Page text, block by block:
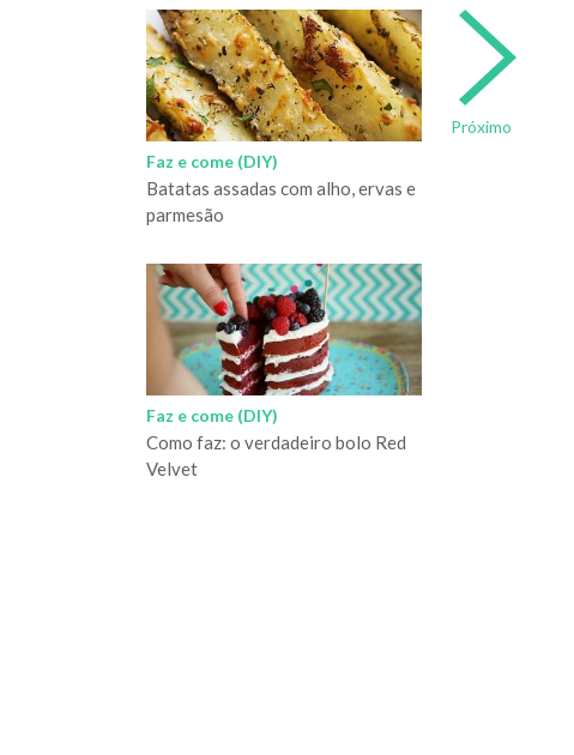
Próximo
Faz e come (DIY)
Batatas assadas com alho, ervas e
parmesão
Faz e come (DIY)
Como faz: o verdadeiro bolo Red
Velvet